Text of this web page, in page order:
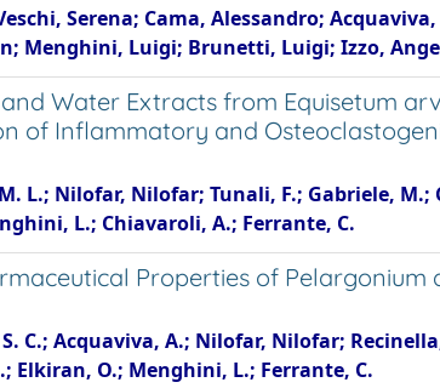
Serena; Cama, Alessandro;
Menghini, Luigi; Brunetti, Luigi; Izzo,
Water Extracts from Equisetum
of Inflammatory and
L.; Nilofar, Nilofar; Tunali, F.; Gabriele,
L.; Chiavaroli, A.; Ferrante, C.
Properties of
C.; Acquaviva, A.; Nilofar, Nilofar;
Elkiran, O.; Menghini, L.; Ferrante, C.